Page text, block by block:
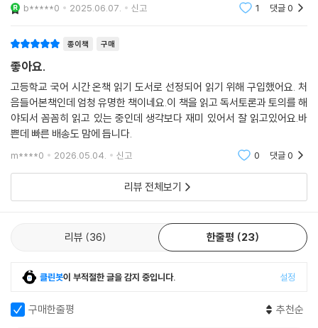
b*****0 2025.06.07. 신고 1 댓글0
종이책 구매
좋아요.
고등학교 국어 시간 온책 읽기 도서로 선정되어 읽기 위해 구입했어요. 처
음들어본책인데 엄청 유명한 책이네요.이 책을 읽고 독서토론과 토의를 해
야되서 꼼꼼히 읽고 있는 중인데 생각보다 재미 있어서 잘 읽고있어요.바
쁜데 빠른 배송도 맘에 듭니다.
m****0 2026.05.04. 신고 0 댓글0
리뷰 전체보기
리뷰 36 한줄평 23
클린봇이 부적절한 글을 감지 중입니다. 설정
구매한줄평 추천순